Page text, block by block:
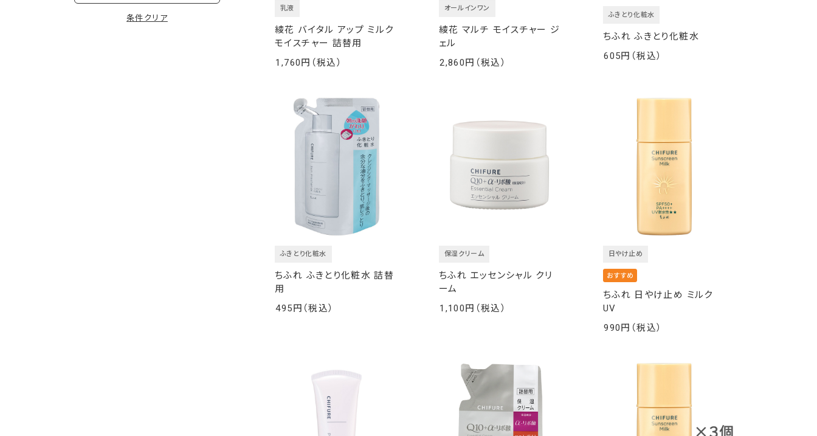
条件クリア
綾花 バイタル アップ ミルク
モイスチャー 詰替用
乳液
1,760
綾花 マルチ モイスチャー ジ
ェル
オールインワン
2,860
ちふれ ふきとり化粧水
ふきとり化粧水
605
ちふれ ふきとり化粧水 詰替
用
ふきとり化粧水
495
ちふれ エッセンシャル クリ
ーム
保湿クリーム
1,100
ちふれ 日やけ止め ミルク
UV
日やけ止め
990